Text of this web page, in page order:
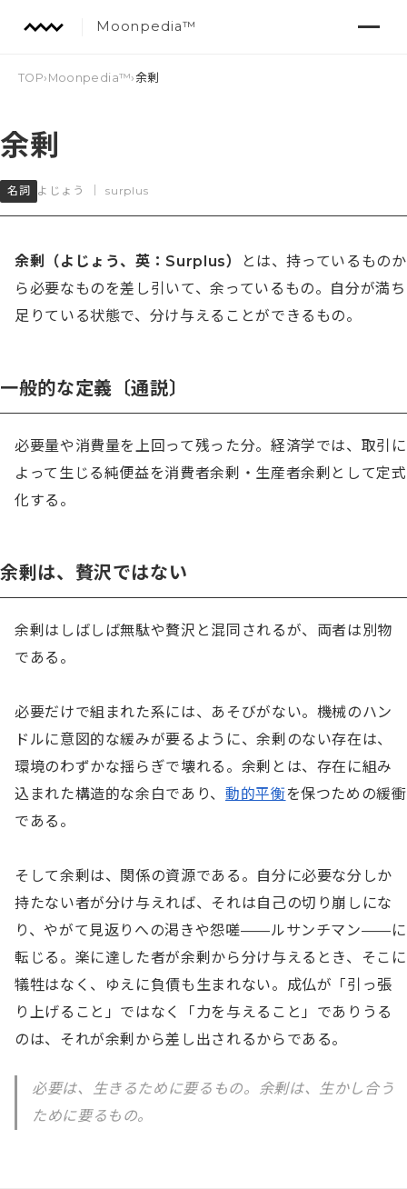
Moonpedia™
TOP› Moonpedia™›余剰
余剰
名詞 よじょう surplus
余剰（よじょう、英：Surplus）
とは、持っているものか
ら必要なものを差し引いて、余っているもの。自分が満ち
足りている状態で、分け与えることができるもの。
一般的な定義〔通説〕
必要量や消費量を上回って残った分。経済学では、取引に
よって生じる純便益を消費者余剰・生産者余剰として定式
化する。
余剰は、贅沢ではない
余剰はしばしば無駄や贅沢と混同されるが、両者は別物
である。
必要だけで組まれた系には、あそびがない。機械のハン
ドルに意図的な緩みが要るように、余剰のない存在は、
環境のわずかな揺らぎで壊れる。余剰とは、存在に組み
込まれた構造的な余白であり、 動的平衡を保つための緩衝
である。
そして余剰は、関係の資源である。自分に必要な分しか
持たない者が分け与えれば、それは自己の切り崩しにな
り、やがて見返りへの渇きや怨嗟——ルサンチマン——に
転じる。楽に達した者が余剰から分け与えるとき、そこに
犠牲はなく、ゆえに負債も生まれない。成仏が「引っ張
り上げること」ではなく「力を与えること」でありうる
のは、それが余剰から差し出されるからである。
必要は、生きるために要るもの。余剰は、生かし合う
ために要るもの。